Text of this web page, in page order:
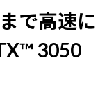
で高速に
3050